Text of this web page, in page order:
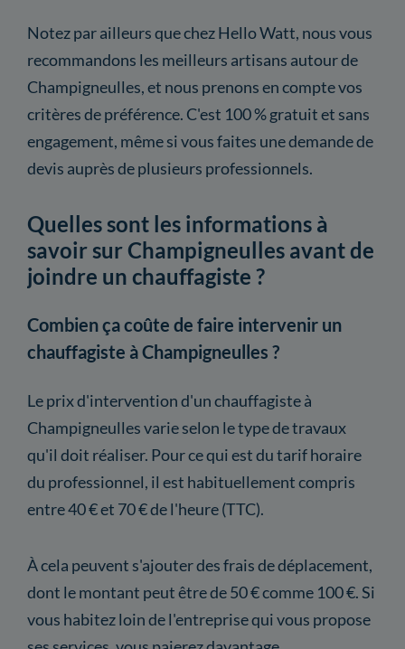
Notez par ailleurs que chez Hello Watt, nous vous
recommandons les meilleurs artisans autour de
Champigneulles, et nous prenons en compte vos
critères de préférence. C'est 100 % gratuit et sans
engagement, même si vous faites une demande de
devis auprès de plusieurs professionnels.
Quelles sont les informations à
savoir sur Champigneulles avant de
joindre un chauffagiste ?
Combien ça coûte de faire intervenir un
chauffagiste à Champigneulles ?
Le prix d'intervention d'un chauffagiste à
Champigneulles varie selon le type de travaux
qu'il doit réaliser. Pour ce qui est du tarif horaire
du professionnel, il est habituellement compris
entre 40 € et 70 € de l'heure (TTC).
À cela peuvent s'ajouter des frais de déplacement,
dont le montant peut être de 50 € comme 100 €. Si
vous habitez loin de l'entreprise qui vous propose